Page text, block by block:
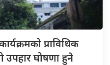
प्राविधिक
उपहार घोषणा हुने